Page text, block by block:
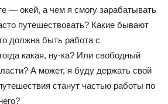
— окей, а чем я смогу зарабатывать
путешествовать? Какие бывают
должна быть работа с
какая, ну-ка? Или свободный
А может, я буду держать свой
станут частью работы по